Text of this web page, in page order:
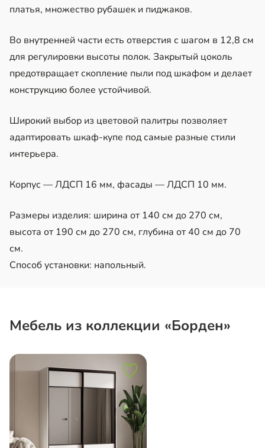
платья, множество рубашек и пиджаков.
Во внутренней части есть отверстия с шагом в 12,8 см
для регулировки высоты полок. Закрытый цоколь
предотвращает скопление пыли под шкафом и делает
конструкцию более устойчивой.
Широкий выбор из цветовой палитры позволяет
адаптировать шкаф-купе под самые разные стили
интерьера.
Корпус — ЛДСП 16 мм, фасады — ЛДСП 10 мм.
Размеры изделия: ширина от 140 см до 270 см,
высота от 190 см до 270 см, глубина от 40 см до 70
см.
Способ установки: напольный.
Мебель из коллекции «Борден»